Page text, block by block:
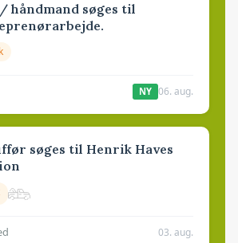
håndmand søges til
NY 06. aug.
søges til Henrik Haves
03. aug.